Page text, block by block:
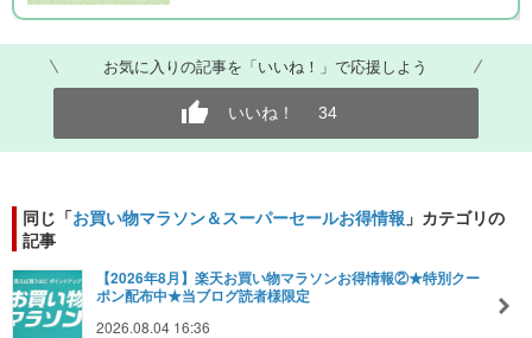
お気に入りの記事を「いいね！」で応援しよう
いいね！ 34
同じ「お買い物マラソン＆スーパーセールお得情報 」カテゴリの
記事
【2026年8月】楽天お買い物マラソンお得情報②★特別クー
ポン配布中★当ブログ読者様限定
2026.08.04 16:36